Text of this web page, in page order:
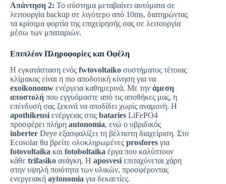
Απάντηση 2: Το σύστημα μεταβαίνει αυτόματα σε
λειτουργία backup σε λιγότερο από 10ms, διατηρώντας
τα κρίσιμα φορτία της επιχείρησής σας σε λειτουργία
μέσω των μπαταριών.
Επιπλέον Πληροφορίες και Οφέλη
Η εγκατάσταση ενός fwtovoltaiko συστήματος τέτοιας
κλίμακας είναι η πιο αποδοτική κίνηση για να
exoikonomw ενέργεια καθημερινά. Με την άμεση
αποστολή που εγγυόμαστε από τις αποθήκες μας, η
επένδυσή σας ξεκινά να αποδίδει χωρίς αναμονή. Η
apothikeusi ενέργειας στις bataries LiFePO4
προσφέρει πλήρη autonomia, ενώ ο υβριδικός
inberter Deye εξασφαλίζει τη βέλτιστη διαχείριση. Στο
Ecosolar θα βρείτε ολοκληρωμένες prosfores για
fotovoltaika καιfotoboltaika έργα που καλύπτουν
κάθε trifasiko ανάγκη. Η aposvesi επιταχύνεται χάρη
στην υψηλή ποιότητα των υλικών, προσφέροντας
ενεργειακή aytonomia για δεκαετίες.